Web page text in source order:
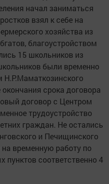
начал заниматься
взял к себе на
хозяйства из
благоустройством
15 школьников из
были временно
срока договора
договор с Центром
трудоустройство
граждан. Не остались
и Печищинского
на временную работу по
пунктов соответственно 4